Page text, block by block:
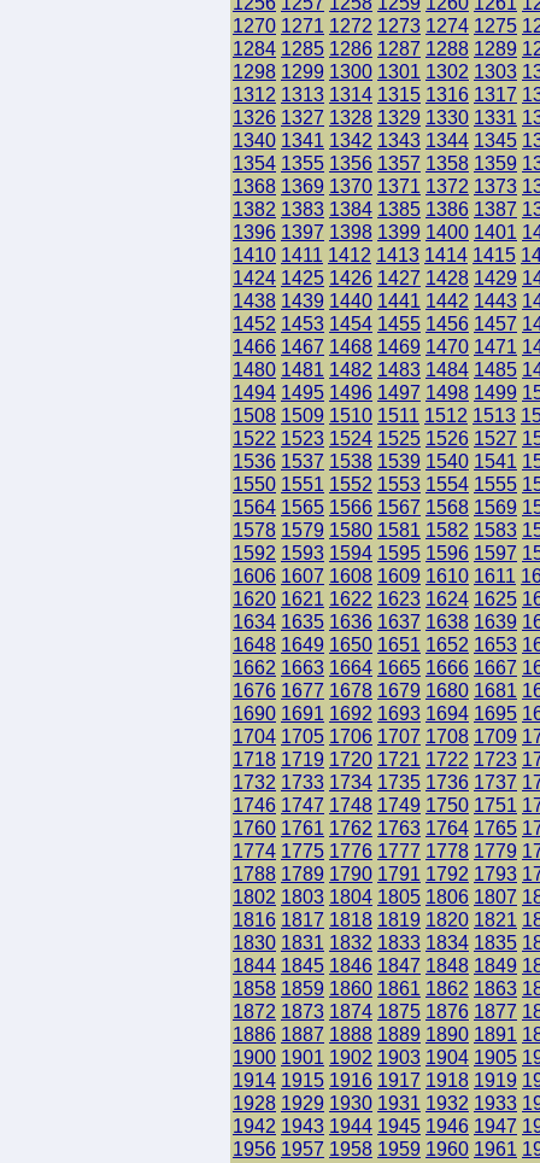
1270 1271 1272 1273 1274 1275
1284 1285 1286 1287 1288 1289
1298 1299 1300 1301 1302 1303
1312 1313 1314 1315 1316 1317
1326 1327 1328 1329 1330 1331
1340 1341 1342 1343 1344 1345
1354 1355 1356 1357 1358 1359
1368 1369 1370 1371 1372 1373
1382 1383 1384 1385 1386 1387
1396 1397 1398 1399 1400 1401
1410 1411 1412 1413 1414 1415
1424 1425 1426 1427 1428 1429
1438 1439 1440 1441 1442 1443
1452 1453 1454 1455 1456 1457
1466 1467 1468 1469 1470 1471
1480 1481 1482 1483 1484 1485
1494 1495 1496 1497 1498 1499
1508 1509 1510 1511 1512 1513
1522 1523 1524 1525 1526 1527
1536 1537 1538 1539 1540 1541
1550 1551 1552 1553 1554 1555
1564 1565 1566 1567 1568 1569
1578 1579 1580 1581 1582 1583
1592 1593 1594 1595 1596 1597
1606 1607 1608 1609 1610 1611
1620 1621 1622 1623 1624 1625
1634 1635 1636 1637 1638 1639
1648 1649 1650 1651 1652 1653
1662 1663 1664 1665 1666 1667
1676 1677 1678 1679 1680 1681
1690 1691 1692 1693 1694 1695
1704 1705 1706 1707 1708 1709
1718 1719 1720 1721 1722 1723
1732 1733 1734 1735 1736 1737
1746 1747 1748 1749 1750 1751
1760 1761 1762 1763 1764 1765
1774 1775 1776 1777 1778 1779
1788 1789 1790 1791 1792 1793
1802 1803 1804 1805 1806 1807
1816 1817 1818 1819 1820 1821
1830 1831 1832 1833 1834 1835
1844 1845 1846 1847 1848 1849
1858 1859 1860 1861 1862 1863
1872 1873 1874 1875 1876 1877
1886 1887 1888 1889 1890 1891
1900 1901 1902 1903 1904 1905
1914 1915 1916 1917 1918 1919
1928 1929 1930 1931 1932 1933
1942 1943 1944 1945 1946 1947
1956 1957 1958 1959 1960 1961